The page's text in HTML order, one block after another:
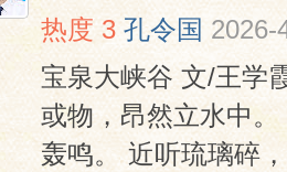
热度3 孔令国 2026-
宝泉大峡谷 文/王学
或物，昂然立水中
轰鸣。 近听琉璃碎